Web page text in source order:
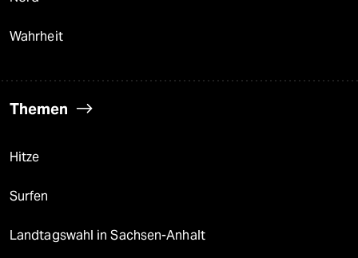
Wahrheit
Themen
Hitze
Surfen
Landtagswahl in Sachsen-Anhalt